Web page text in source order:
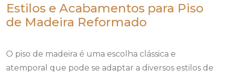
Estilos e Acabamentos para Piso
de Madeira Reformado
O piso de madeira é uma escolha clássica e
atemporal que pode se adaptar a diversos estilos de